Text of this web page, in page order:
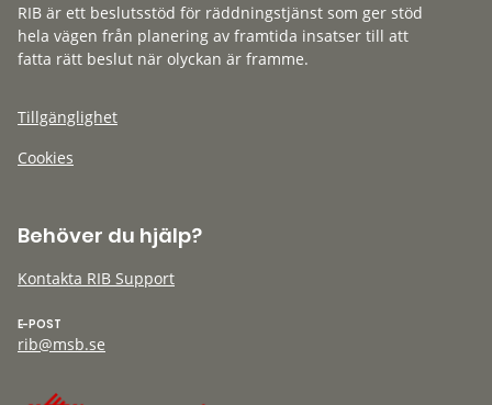
RIB är ett beslutsstöd för räddningstjänst som ger stöd
hela vägen från planering av framtida insatser till att
fatta rätt beslut när olyckan är framme.
Tillgänglighet
Cookies
Behöver du hjälp?
Kontakta RIB Support
E-POST
rib@msb.se